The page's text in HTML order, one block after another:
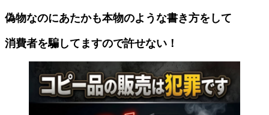
偽物なのにあたかも本物のような書き方をして
消費者を騙してますので許せない！